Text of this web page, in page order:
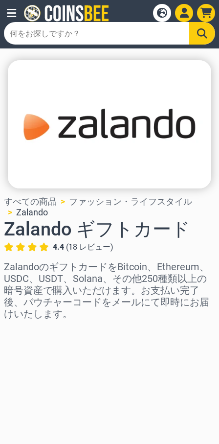
すべての商品
ファッション・ライフスタイル
Zalando
Zalando ギフトカード
4.4 (18 レビュー)
ZalandoのギフトカードをBitcoin、Ethereum、
USDC、USDT、Solana、その他250種類以上の
暗号資産で購入いただけます。お支払い完了
後、バウチャーコードをメールにて即時にお届
けいたします。